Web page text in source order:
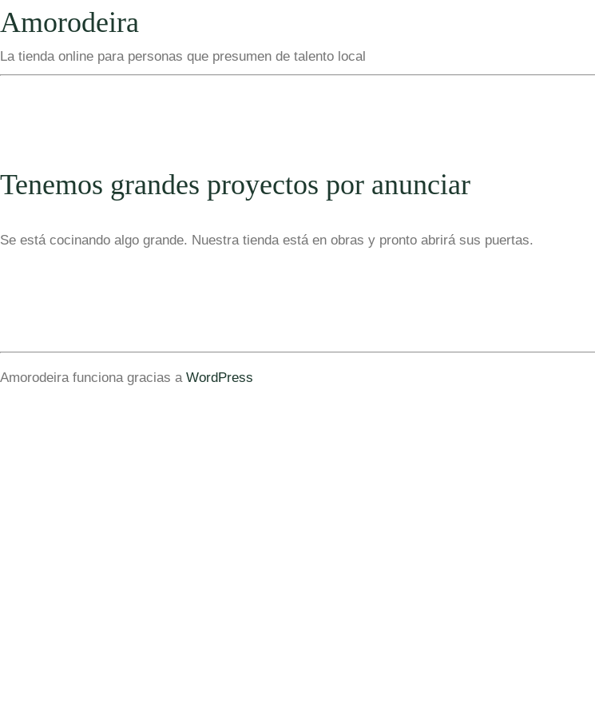
Amorodeira
La tienda online para personas que presumen de talento local
Tenemos grandes proyectos por anunciar
Se está cocinando algo grande. Nuestra tienda está en obras y pronto abrirá sus puertas.
Amorodeira funciona gracias a WordPress